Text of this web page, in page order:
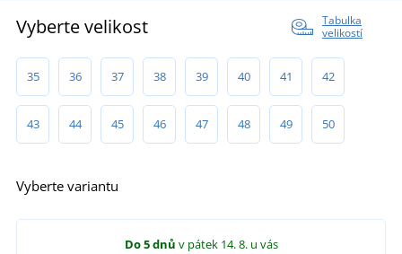
Vyberte velikost
Tabulka
velikostí
35 36 37 38 39 40 41 42
43 44 45 46 47 48 49 50
Vyberte variantu
Do 5 dnů v pátek 14. 8. u vás